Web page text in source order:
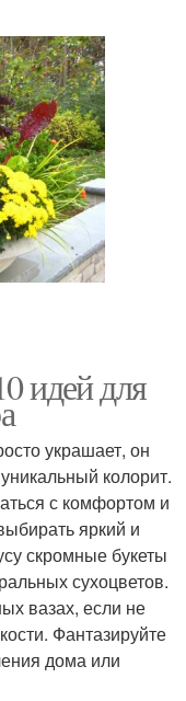
идей для
украшает, он
колорит.
с комфортом и
яркий и
скромные букеты
сухоцветов.
вазах, если не
Фантазируйте
дома или